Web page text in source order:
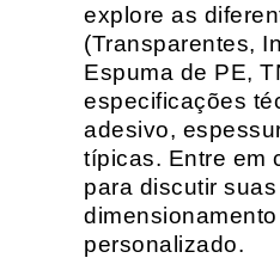
explore as
(Transparentes,
Espuma de PE,
especificações
adesivo,
típicas. Entre em
para discutir
personalizado.